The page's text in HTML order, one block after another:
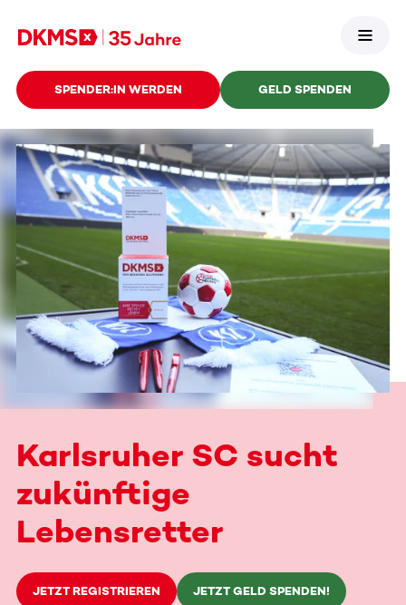
SPENDER:IN WERDEN GELD SPENDEN
Karlsruher SC sucht
zukünftige
Lebensretter
JETZT REGISTRIEREN JETZT GELD SPENDEN!